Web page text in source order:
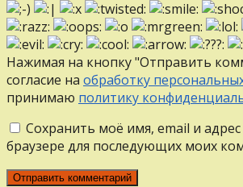
Нажимая на кнопку "Отправить
согласие на обработку
принимаю политику
Сохранить моё имя, email и
браузере для последующих моих